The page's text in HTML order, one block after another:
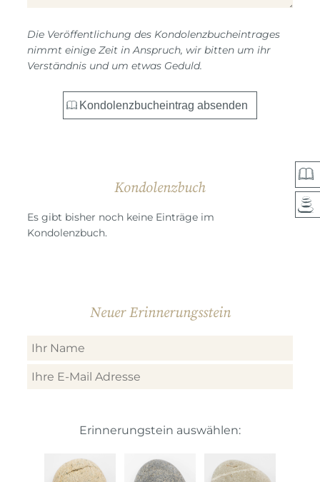
Die Veröffentlichung des Kondolenzbucheintrages
nimmt einige Zeit in Anspruch, wir bitten um ihr
Verständnis und um etwas Geduld.
Kondolenzbuch
Es gibt bisher noch keine Einträge im
Kondolenzbuch.
Neuer Erinnerungsstein
Erinnerungstein auswählen: